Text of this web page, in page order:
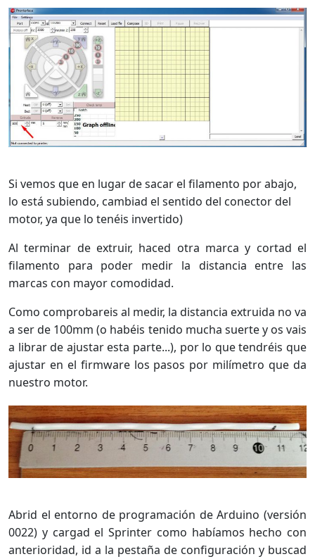
Si vemos que en lugar de sacar el filamento por abajo,
lo está subiendo, cambiad el sentido del conector del
motor, ya que lo tenéis invertido)
Al terminar de extruir, haced otra marca y cortad el
filamento para poder medir la distancia entre las
marcas con mayor comodidad.
Como comprobareis al medir, la distancia extruida no va
a ser de 100mm (o habéis tenido mucha suerte y os vais
a librar de ajustar esta parte...), por lo que tendréis que
ajustar en el firmware los pasos por milímetro que da
nuestro motor.
Abrid el entorno de programación de Arduino (versión
0022) y cargad el Sprinter como habíamos hecho con
anterioridad, id a la pestaña de configuración y buscad